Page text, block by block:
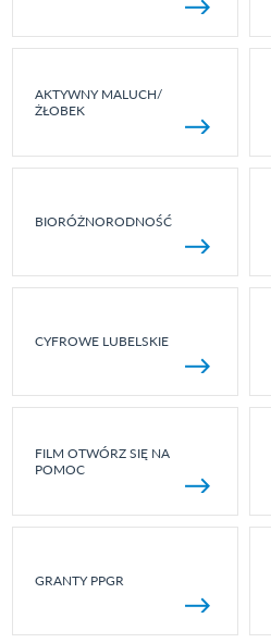
AKTYWNY MALUCH/
ŻŁOBEK
BIORÓŻNORODNOŚĆ
CYFROWE LUBELSKIE
FILM OTWÓRZ SIĘ NA
POMOC
GRANTY PPGR